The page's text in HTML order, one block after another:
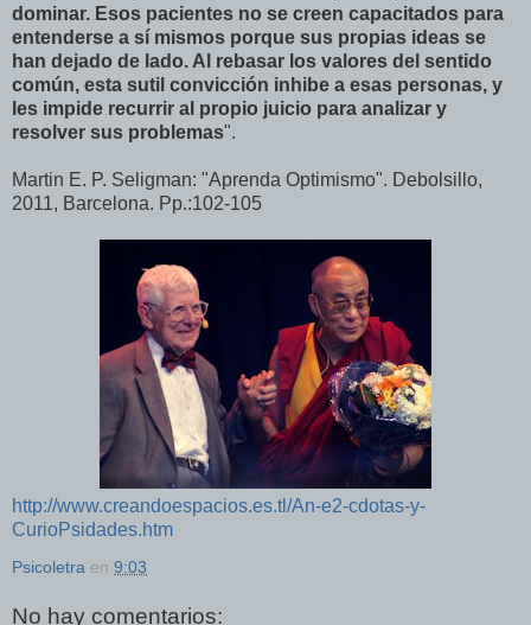
dominar. Esos pacientes no se creen capacitados para
entenderse a sí mismos porque sus propias ideas se
han dejado de lado. Al rebasar los valores del sentido
común, esta sutil convicción inhibe a esas personas, y
les impide recurrir al propio juicio para analizar y
resolver sus problemas".
Martin E. P. Seligman: "Aprenda Optimismo". Debolsillo,
2011, Barcelona. Pp.:102-105
http://www.creandoespacios.es.tl/An-e2-cdotas-y-
CurioPsidades.htm
Psicoletra en 9:03
No hay comentarios: